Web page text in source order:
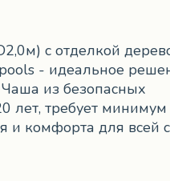
с отделкой
- идеальное
Чаша из безопасных
лет, требует минимум
и комфорта для всей